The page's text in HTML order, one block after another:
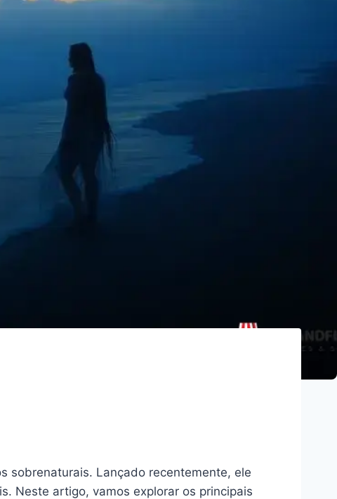
sobrenaturais. Lançado recentemente, ele
Neste artigo, vamos explorar os principais